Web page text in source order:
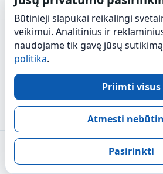
Čia galite susipažinti su modeliais, jų
priežiūra ir pasirinkti tinkamiausią
biurui.
Pirkti W23
Pirkti W19
Užklausa / konsultacija
Ekovanduo
AER ET AQUA vandens
Būtinieji slapukai reikalingi
veikimui. Analitinius ir
naudojame tik gavę jūsų
politika.
Priimti visus
Atmesti
Pasirinkti